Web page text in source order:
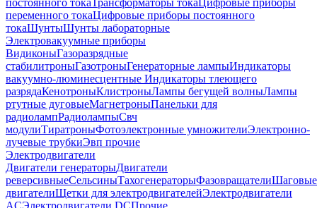
постоянного токаТрансформаторы токаЦифровые приборы
переменного токаЦифровые приборы постоянного
токаШунтыШунты лабораторные
Электровакуумные приборы
ВидиконыГазоразрядные
стабилитроныГазотроныГенераторные лампыИндикаторы
вакуумно-люминесцентные Индикаторы тлеющего
разрядаКенотроныКлистроныЛампы бегущей волныЛампы
ртутные дуговыеМагнетроныПанельки для
радиолампРадиолампыСвч
модулиТиратроныФотоэлектронные умножителиЭлектронно-
лучевые трубкиЭвп прочие
Электродвигатели
Двигатели генераторыДвигатели
реверсивныеСельсиныТахогенераторыФазовращателиШаговые
двигателиЩетки для электродвигателейЭлектродвигатели